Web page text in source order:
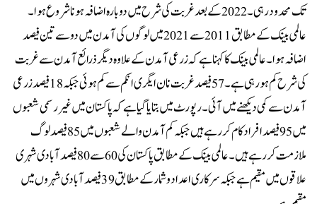
تک محدود رہی۔ 2022 کے بعد غربت کی شرح میں دوبارہ اضافہ ہونا شروع ہوا۔
عالمی بینک کے مطابق 2011 سے 2021 میں لوگوں کی آمدن میں دو سے تین فیصد
اضافہ ہوا۔عالمی بینک کا کہنا ہے کہ زرعی آمدن کے علاوہ دیگر ذرائع آمدن سے غربت
کی شرح کم ہو رہی ہے۔ 57 فیصد غربت نان ایگری انکم سے کم ہوئی جبکہ 18 فیصد زرعی
آمدن سے کمی دیکھنے میں آئی۔رپورٹ میں بتایا گیا ہے کہ پاکستان میں غیر رسمی شعبوں
میں 95 فیصد افراد کام کر رہے ہیں جبکہ کم آمدن والے شعبوں میں 85 فیصد لوگ
ملازمت کر رہے ہیں۔عالمی بینک کے مطابق پاکستان کی 60 سے 80 فیصد آبادی شہری
علاقوں میں مقیم ہے جبکہ سرکاری اعداد و شمار کے مطابق 39 فیصد آبادی شہروں میں